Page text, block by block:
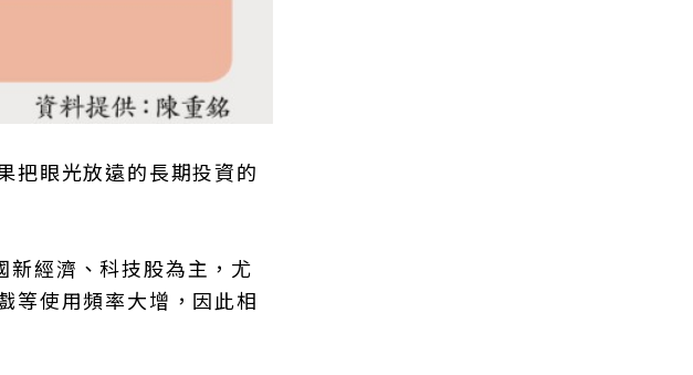
把眼光放遠的長期投資的
經濟、科技股為主，尤
等使用頻率大增，因此相